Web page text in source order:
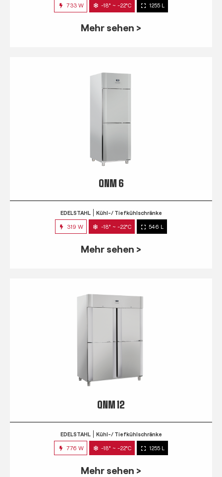
733 W -18° ~ -22°C 1255 L
Mehr sehen >
QNM 6
EDELSTAHL Kühl-/ Tiefkühlschränke
319 W -18° ~ -22°C 546 L
Mehr sehen >
QNM 12
EDELSTAHL Kühl-/ Tiefkühlschränke
776 W -18° ~ -22°C 1255 L
Mehr sehen >